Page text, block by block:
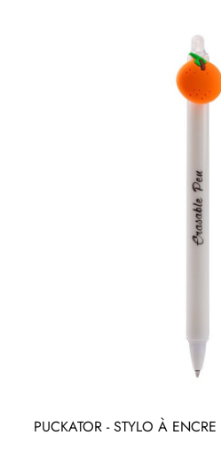
PUCKATOR - STYLO À